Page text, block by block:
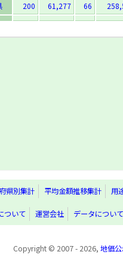
200 61,277 66
県別集計 平均金額推移集計 用
ついて 運営会社 データについて
Copyright © 2007 - 2026,地価